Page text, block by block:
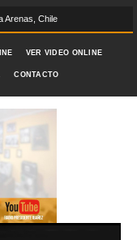
Arenas, Chile
VER VIDEO ONLINE
CONTACTO